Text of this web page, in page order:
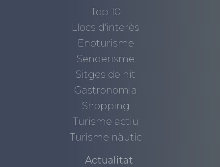
Top 10
Llocs d'interès
Enoturisme
Senderisme
Sitges de nit
Gastronomia
Shopping
Turisme actiu
Turisme nàutic
Actualitat